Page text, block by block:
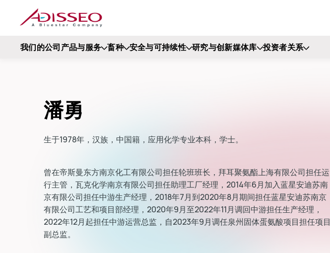
我们的公司产品与服务 畜种 安全与可持续性 研究与创新媒体库 投资者关系
潘勇
生于1978年，汉族，中国籍，应用化学专业本科，学士。
曾在帝斯曼东方南京化工有限公司担任轮班班长，拜耳聚氨酯上海有限公司担任运
行主管，瓦克化学南京有限公司担任助理工厂经理，2014年6月加入蓝星安迪苏南
京有限公司担任中游生产经理，2018年7月到2020年8月期间担任蓝星安迪苏南京
有限公司工艺和项目部经理，2020年9月至2022年11月调回中游担任生产经理，
2022年12月起担任中游运营总监，自2023年9月调任泉州固体蛋氨酸项目担任项目
副总监。